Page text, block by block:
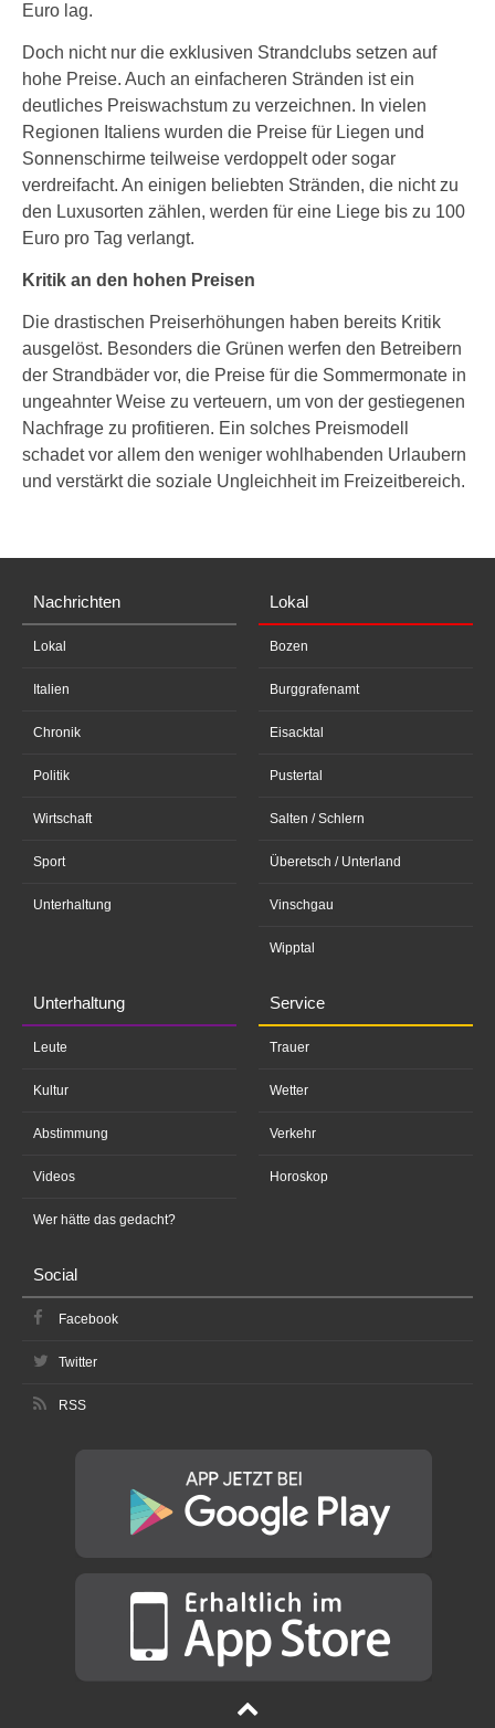
Euro lag.
Doch nicht nur die exklusiven Strandclubs setzen auf
hohe Preise. Auch an einfacheren Stränden ist ein
deutliches Preiswachstum zu verzeichnen. In vielen
Regionen Italiens wurden die Preise für Liegen und
Sonnenschirme teilweise verdoppelt oder sogar
verdreifacht. An einigen beliebten Stränden, die nicht zu
den Luxusorten zählen, werden für eine Liege bis zu 100
Euro pro Tag verlangt.
Kritik an den hohen Preisen
Die drastischen Preiserhöhungen haben bereits Kritik
ausgelöst. Besonders die Grünen werfen den Betreibern
der Strandbäder vor, die Preise für die Sommermonate in
ungeahnter Weise zu verteuern, um von der gestiegenen
Nachfrage zu profitieren. Ein solches Preismodell
schadet vor allem den weniger wohlhabenden Urlaubern
und verstärkt die soziale Ungleichheit im Freizeitbereich.
Nachrichten
Lokal
Italien
Chronik
Politik
Wirtschaft
Sport
Unterhaltung
Lokal
Bozen
Burggrafenamt
Eisacktal
Pustertal
Salten / Schlern
Überetsch / Unterland
Vinschgau
Wipptal
Unterhaltung
Leute
Kultur
Abstimmung
Videos
Wer hätte das gedacht?
Service
Trauer
Wetter
Verkehr
Horoskop
Social
Facebook
Twitter
RSS